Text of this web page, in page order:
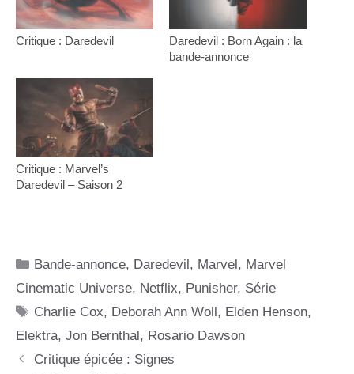
Critique : Daredevil
Daredevil : Born Again : la
bande-annonce
Critique : Marvel’s
Daredevil – Saison 2
Catégories
Bande-annonce, Daredevil, Marvel, Marvel
Cinematic Universe, Netflix, Punisher, Série
Étiquettes
Charlie Cox, Deborah Ann Woll, Elden Henson,
Elektra, Jon Bernthal, Rosario Dawson
Critique épicée : Signes